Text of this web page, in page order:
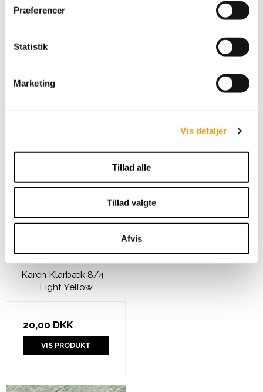
Præferencer
Statistik
Marketing
Vis detaljer
Tillad alle
Tillad valgte
Afvis
49,00 DKK
Karen Klarbæk 8/4 -
Light Yellow
20,00 DKK
VIS PRODUKT